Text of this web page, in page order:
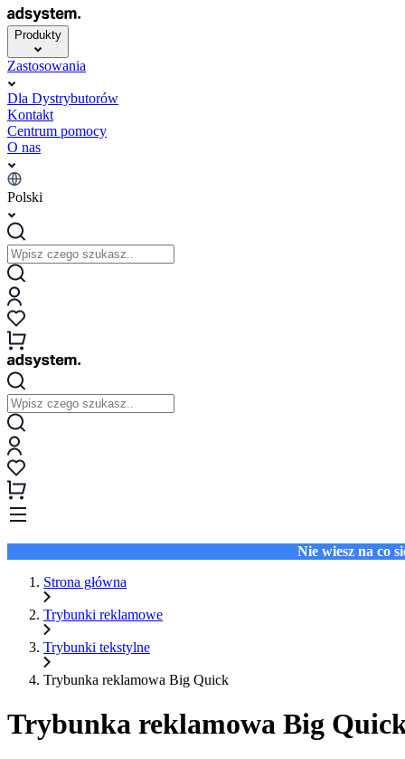
Produkty
Zastosowania
Dla Dystrybutorów
Kontakt
Centrum pomocy
O nas
Polski
Nie wiesz na co
Strona główna
Trybunki reklamowe
Trybunki tekstylne
Trybunka reklamowa Big Quick
Trybunka reklamowa Big